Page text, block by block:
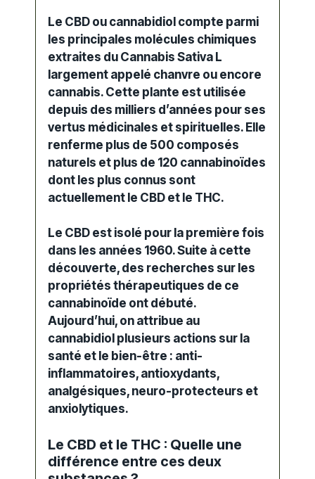
Le CBD ou cannabidiol compte parmi
les principales molécules chimiques
extraites du Cannabis Sativa L
largement appelé chanvre ou encore
cannabis. Cette plante est utilisée
depuis des milliers d’années pour ses
vertus médicinales et spirituelles. Elle
renferme plus de 500 composés
naturels et plus de 120 cannabinoïdes
dont les plus connus sont
actuellement le CBD et le THC.
Le CBD est isolé pour la première fois
dans les années 1960. Suite à cette
découverte, des recherches sur les
propriétés thérapeutiques de ce
cannabinoïde ont débuté.
Aujourd’hui, on attribue au
cannabidiol plusieurs actions sur la
santé et le bien-être : anti-
inflammatoires, antioxydants,
analgésiques, neuro-protecteurs et
anxiolytiques.
Le CBD et le THC : Quelle une
différence entre ces deux